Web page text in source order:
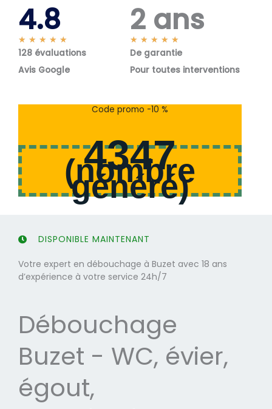
4.8
★ ★ ★ ★ ★
o
s
128 évaluations
Avis Google
2 ans
★ ★ ★ ★ ★
o
s
De garantie
Pour toutes interventions
Code promo -10 %
4347
(nombre
généré)
DISPONIBLE MAINTENANT
Votre expert en débouchage à Buzet avec 18 ans
d’expérience à votre service 24h/7
Débouchage
Buzet - WC, évier,
égout,